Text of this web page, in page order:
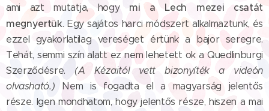
ami azt mutatja, hogy mi a Lech mezei csatát
megnyertük. Egy sajátos harci módszert alkalmaztunk, és
ezzel gyakorlatilag vereséget értünk a bajor seregre.
Tehát, semmi szín alatt ez nem lehetett ok a Quedlinburgi
Szerződésre.(A Kézaitól vett bizonyíték a videón
olvasható.) Nem is fogadta el a magyarság jelentős
része. Igen mondhatom, hogy jelentős része, hiszen a mai